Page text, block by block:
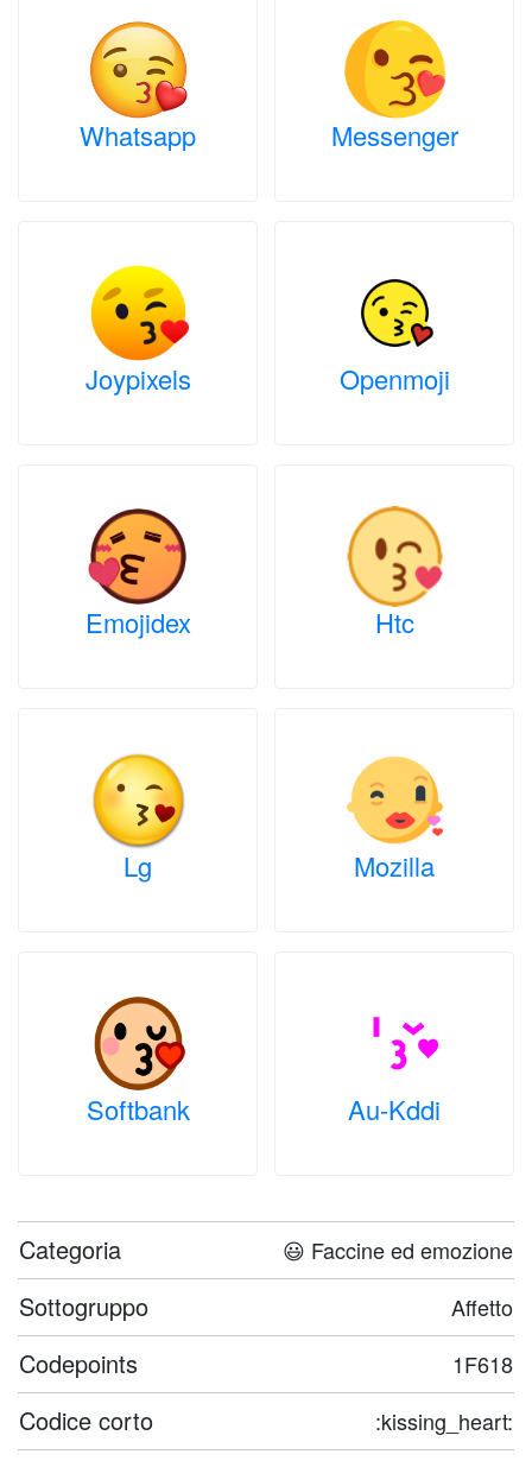
Whatsapp Messenger
Joypixels Openmoji
Emojidex Htc
Lg Mozilla
Softbank Au-Kddi
Categoria 😃 Faccine ed emozione
Sottogruppo Affetto
Codepoints 1F618
Codice corto :kissing_heart: